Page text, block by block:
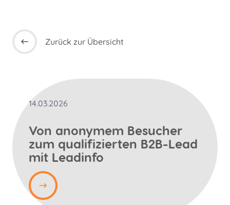
Zurück zur Übersicht
14.03.2026
Von anonymem Besucher
zum qualifizierten B2B-Lead
mit Leadinfo